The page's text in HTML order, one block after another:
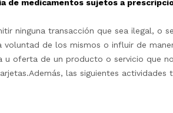
de medicamentos sujetos a
ninguna transacción que sea ilegal,
de los mismos o influir de
u oferta de un producto o servicio que
las siguientes